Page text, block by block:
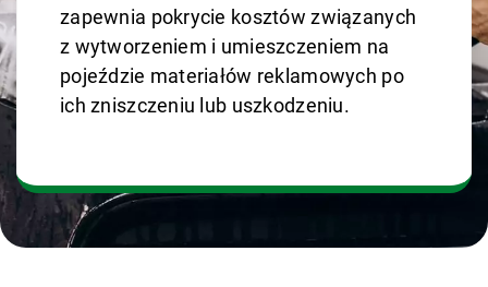
zapewnia pokrycie kosztów związanych
z wytworzeniem i umieszczeniem na
pojeździe materiałów reklamowych po
ich zniszczeniu lub uszkodzeniu.